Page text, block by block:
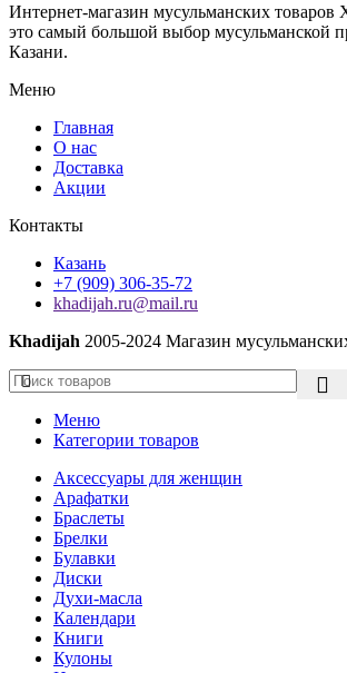
Кэүсэр",
"Ал-
Кэфирун",
Нэсър",
Мэсэд",
"Ал-
Ихлас",
"Ал-
"Ан-
"Ас-
Саффэт",
7
бимилла-
с
каждой
стороны,
бисмилла,
молитв
от
сглаза,
пророрка
Мухаммада
Салляллаху
Галяйхи
Вассаляма
"Башмак-
шариф-
из
Корана,
для
с
Корана
оптом
Интернет-магазин мусульманских
это самый большой выбор мусульманской
Казани.
Меню
Главная
О нас
Доставка
Акции
Контакты
Казань
+7 (909) 306-35-72
khadijah.ru@mail.ru
Khadijah 2005-2024 Магазин
Меню
Категории товаров
Аксессуары для женщин
Арафатки
Браслеты
Брелки
Булавки
Диски
Духи-масла
Календари
Книги
Кулоны